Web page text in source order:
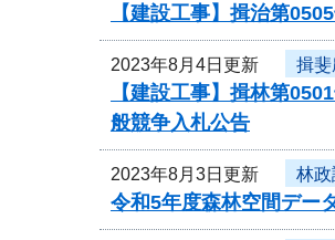
【建設工事】揖治第
2023年8月4日更新 揖
【建設工事】揖林第
般競争入札公告
2023年8月3日更新 林政
令和5年度森林空間デー